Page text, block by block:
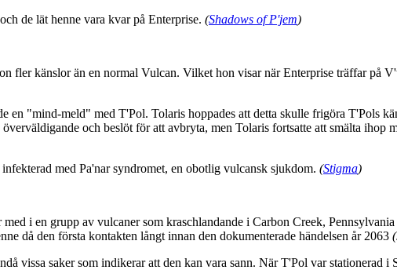
de lät henne vara kvar på Enterprise. (Shadows of P'jem)
fler känslor än en normal Vulcan. Vilket hon visar när Enterprise träffar på
en "mind-meld" med T'Pol. Tolaris hoppades att detta skulle frigöra T'Pols
och beslöt för att avbryta, men Tolaris fortsatte att smälta ihop
med Pa'nar syndromet, en obotlig vulcansk sjukdom. (Stigma)
i en grupp av vulcaner som kraschlandande i Carbon Creek,
då den första kontakten långt innan den dokumenterade händelsen år 2063
vissa saker som indikerar att den kan vara sann. När T'Pol var stationerad